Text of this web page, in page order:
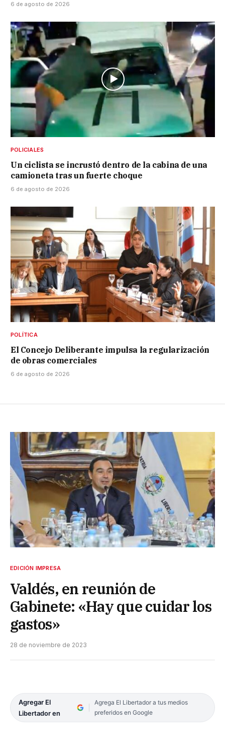
6 de agosto de 2026
POLICIALES
Un ciclista se incrustó dentro de la cabina de una
camioneta tras un fuerte choque
6 de agosto de 2026
POLÍTICA
El Concejo Deliberante impulsa la regularización
de obras comerciales
6 de agosto de 2026
EDICIÓN IMPRESA
Valdés, en reunión de
Gabinete: «Hay que cuidar los
gastos»
28 de noviembre de 2023
Agregar El
Libertador en
Agrega El Libertador a tus medios
preferidos en Google